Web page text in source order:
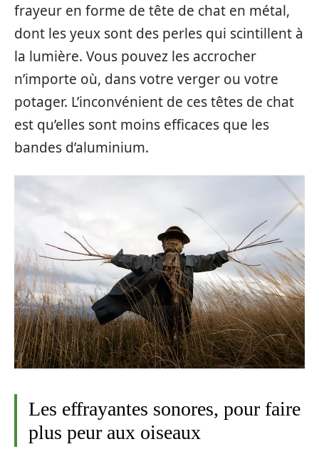
frayeur en forme de tête de chat en métal,
dont les yeux sont des perles qui scintillent à
la lumière. Vous pouvez les accrocher
n’importe où, dans votre verger ou votre
potager. L’inconvénient de ces têtes de chat
est qu’elles sont moins efficaces que les
bandes d’aluminium.
Les effrayantes sonores, pour faire
plus peur aux oiseaux